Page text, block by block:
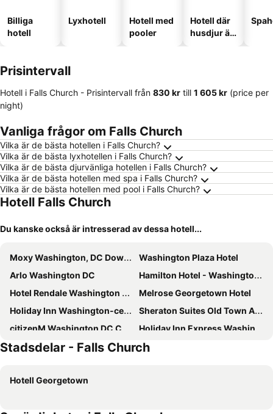
Billiga
hotell
Lyxhotell
Hotell med
pooler
Hotell där
husdjur är
Prisintervall
Hotell i Falls Church - Prisintervall från ‎830 kr till ‎1 605 kr (price per
night)
Vanliga frågor om Falls Church
Vilka är de bästa hotellen i Falls Church?
Vilka är de bästa lyxhotellen i Falls Church?
Vilka är de bästa djurvänliga hotellen i Falls Church?
Vilka är de bästa hotellen med spa i Falls Church?
Vilka är de bästa hotellen med pool i Falls Church?
Hotell Falls Church
Du kanske också är intresserad av dessa hotell...
Moxy Washington, DC Downtown
Washington Plaza Hotel
Arlo Washington DC
Hamilton Hotel - Washington DC
Hotel Rendale Washington DC
Melrose Georgetown Hotel
Holiday Inn Washington-central/white House By Ihg
Sheraton Suites Old Town Alexandria
citizenM Washington DC Capitol
Holiday Inn Express Washington Dc N-silver Spring By Ihg
Embassy Suites by Hilton Washington DC Convention Center
Homewood Suites by Hilton Washington DC Convention Center
Le Méridien Washington, D.C., The Madison
Stadsdelar - Falls Church
Hotell Georgetown